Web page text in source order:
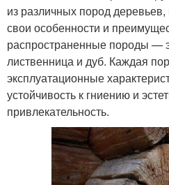
из различных пород
свои особенности и
распространенные породы —
лиственница и дуб. Каждая
эксплуатационные
устойчивость к гниению и
привлекательность.